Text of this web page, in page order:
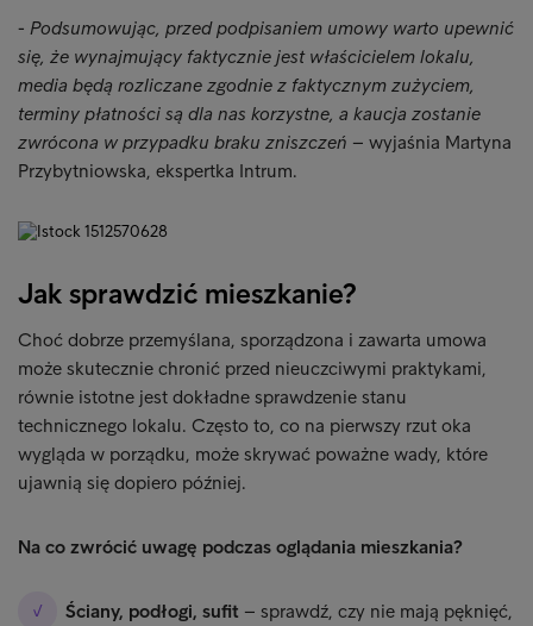
- Podsumowując, przed podpisaniem umowy warto upewnić
się, że wynajmujący faktycznie jest właścicielem lokalu,
media będą rozliczane zgodnie z faktycznym zużyciem,
terminy płatności są dla nas korzystne, a kaucja zostanie
zwrócona w przypadku braku zniszczeń – wyjaśnia Martyna
Przybytniowska, ekspertka Intrum.
Jak sprawdzić mieszkanie?
Choć dobrze przemyślana, sporządzona i zawarta umowa
może skutecznie chronić przed nieuczciwymi praktykami,
równie istotne jest dokładne sprawdzenie stanu
technicznego lokalu. Często to, co na pierwszy rzut oka
wygląda w porządku, może skrywać poważne wady, które
ujawnią się dopiero później.
Na co zwrócić uwagę podczas oglądania mieszkania?
Ściany, podłogi, sufit – sprawdź, czy nie mają pęknięć,